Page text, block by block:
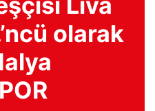
olarak